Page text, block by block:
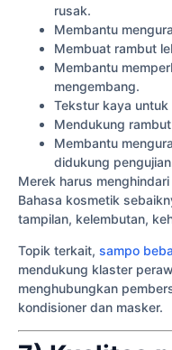
rusak.
Membantu
Membuat rambut
Membantu
mengembang.
Tekstur kaya
Mendukung
Membantu
didukung
Merek harus
Bahasa kosmetik
tampilan, kelembutan,
Topik terkait, sampo
mendukung klaster
menghubungkan
kondisioner dan masker.